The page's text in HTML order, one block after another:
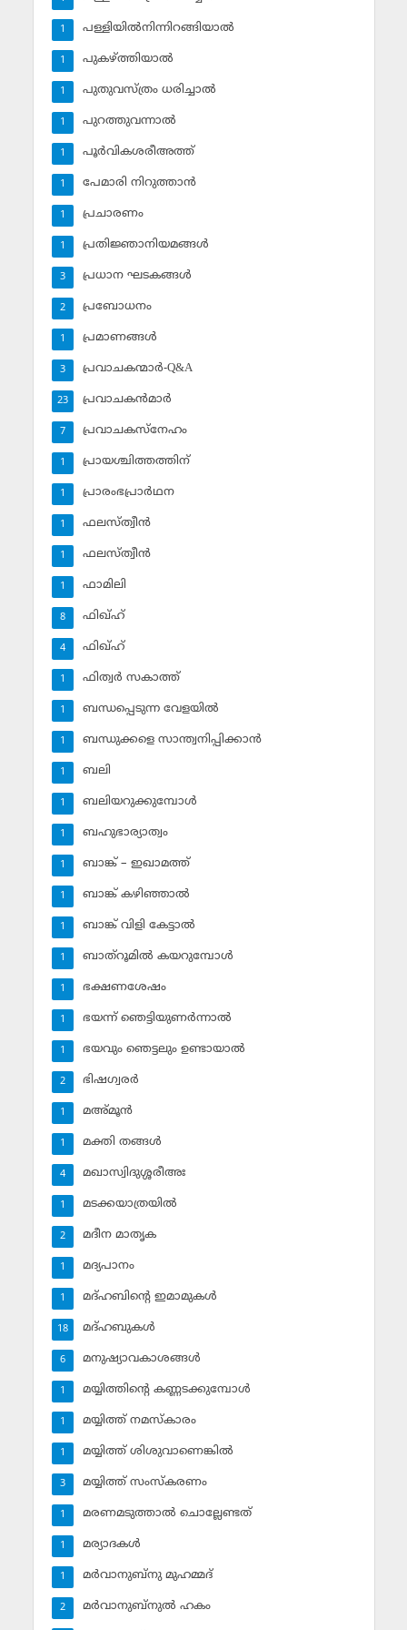
പള്ളിയില്‍നിന്നിറങ്ങിയാല്‍
1
പുകഴ്ത്തിയാല്‍
1
പുതുവസ്ത്രം ധരിച്ചാല്‍
1
പുറത്തുവന്നാല്‍
1
പൂര്‍വികശരീഅത്ത്
1
പേമാരി നിറുത്താന്‍
1
പ്രചാരണം
1
പ്രതിജ്ഞാനിയമങ്ങള്‍
1
പ്രധാന ഘടകങ്ങള്‍
3
പ്രബോധനം
2
പ്രമാണങ്ങള്‍
1
പ്രവാചകന്മാര്‍-Q&A
3
പ്രവാചകന്‍മാര്‍
23
പ്രവാചകസ്‌നേഹം
7
പ്രായശ്ചിത്തത്തിന്
1
പ്രാരംഭപ്രാര്‍ഥന
1
ഫലസ്ത്വീൻ
1
ഫലസ്ത്വീൻ
1
ഫാമിലി
1
ഫിഖ്ഹ്
8
ഫിഖ്ഹ്‌
4
ഫിത്വര്‍ സകാത്ത്‌
1
ബന്ധപ്പെടുന്ന വേളയില്‍
1
ബന്ധുക്കളെ സാന്ത്വനിപ്പിക്കാന്‍
1
ബലി
1
ബലിയറുക്കുമ്പോള്‍
1
ബഹുഭാര്യാത്വം
1
ബാങ്ക് – ഇഖാമത്ത്
1
ബാങ്ക് കഴിഞ്ഞാല്‍
1
ബാങ്ക് വിളി കേട്ടാല്‍
1
ബാത്‌റൂമില്‍ കയറുമ്പോള്‍
1
ഭക്ഷണശേഷം
1
ഭയന്ന് ഞെട്ടിയുണര്‍ന്നാല്‍
1
ഭയവും ഞെട്ടലും ഉണ്ടായാല്‍
1
ഭിഷഗ്വരര്‍
2
മഅ്മൂന്‍
1
മക്തി തങ്ങള്‍
1
മഖാസ്വിദുശ്ശരീഅഃ
4
മടക്കയാത്രയില്‍
1
മദീന മാതൃക
2
മദ്യപാനം
1
മദ്ഹബിന്റെ ഇമാമുകള്‍
1
മദ്ഹബുകള്‍
18
മനുഷ്യാവകാശങ്ങള്‍
6
മയ്യിത്തിന്റെ കണ്ണടക്കുമ്പോള്‍
1
മയ്യിത്ത് നമസ്‌കാരം
1
മയ്യിത്ത് ശിശുവാണെങ്കില്‍
1
മയ്യിത്ത് സംസ്‌കരണം
3
മരണമടുത്താല്‍ ചൊല്ലേണ്ടത്
1
മര്യാദകള്‍
1
മര്‍വാനുബ്‌നു മുഹമ്മദ്
1
മര്‍വാനുബ്‌നുല്‍ ഹകം
2